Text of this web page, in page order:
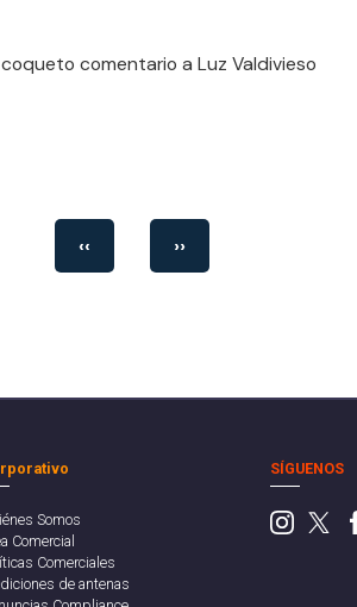
comentario a Luz Valdivieso
‹‹ ››
Somos
Comercial
Comerciales
de antenas
SÍGUENOS